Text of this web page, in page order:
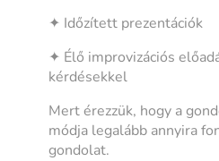
✦ Időzített prezentációk
✦ Élő improvizációs
kérdésekkel
Mert érezzük, hogy a
módja legalább annyira
gondolat.